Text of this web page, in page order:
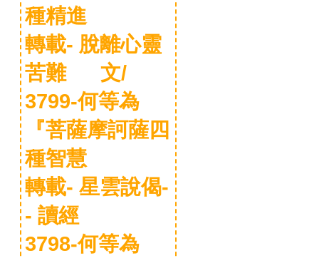
種精進
轉載- 脫離心靈
苦難 文/
3799-何等為
『菩薩摩訶薩四
種智慧
轉載- 星雲說偈-
- 讀經
3798-何等為